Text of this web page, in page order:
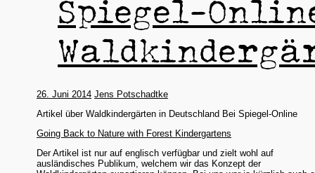
Spiegel-
26. Juni 2014 Jens Potschadtke
Artikel über Waldkindergärten in Deutschland Bei Spiegel-Online
Going Back to Nature with Forest Kindergartens
Der Artikel ist nur auf englisch verfügbar und zielt wohl auf
ausländisches Publikum, welchem wir das Konzept der